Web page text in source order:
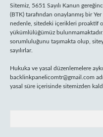
Sitemiz, 5651 Sayılı Kanun
(BTK) tarafından onaylanmış bir
nedenle, sitedeki içerikleri proaktif
yükümlülüğümüz
sorumluluğunu taşımakta olup,
sayılırlar.
Hukuka ve yasal düzenlemelere
backlinkpanelicomtr@gmail.com
yasal süre içerisinde sitemizden